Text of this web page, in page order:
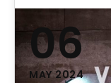
06
MAY 2024